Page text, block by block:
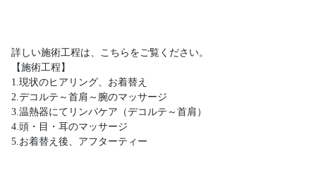
詳しい施術工程は、こちらをご覧ください。
【施術工程】
1.現状のヒアリング、お着替え
2.デコルテ～首肩～腕のマッサージ
3.温熱器にてリンパケア（デコルテ～首肩）
4.頭・目・耳のマッサージ
5.お着替え後、アフターティー